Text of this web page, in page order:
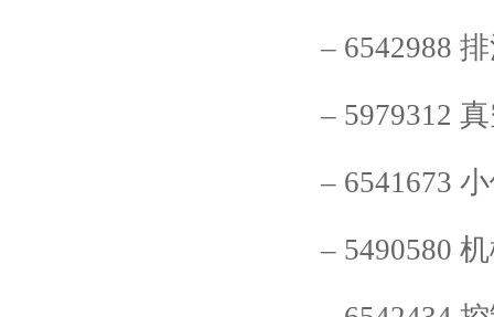
– 6542988
– 5979312
– 6541673
– 5490580